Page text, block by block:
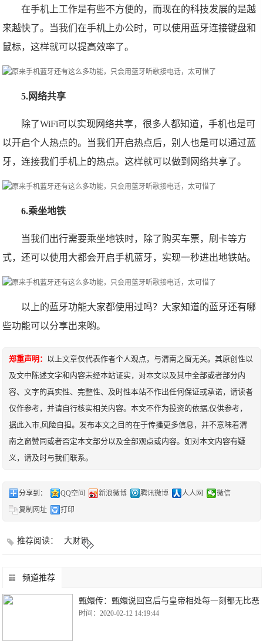
在手机上工作是有些不方便的，而现在的科技发展的是越
来越快了。当我们在手机上办公时，可以使用蓝牙连接键盘和
鼠标，这样就可以提高效率了。
5.网络共享
除了WiFi可以实现网络共享，很多人都知道，手机也是可
以开启个人热点的。当我们开启热点后，别人也是可以通过蓝
牙，连接我们手机上的热点。这样就可以做到网络共享了。
6.乘坐地铁
当我们出行需要乘坐地铁时，除了购买车票，刷卡等方
式，还可以使用大都会开启手机蓝牙，实现一秒进出地铁站。
以上的蓝牙功能大家都使用过吗？大家知道的蓝牙还有哪
些功能可以分享出来哟。
郑重声明： 以上文章仅代表作者个人观点，与渭南之窗无关。其原创性以
及文中陈述文字和内容未经本站证实，对本文以及其中全部或者部分内
容、文字的真实性、完整性、及时性本站不作出任何保证或承诺，请读者
仅作参考，并请自行核实相关内容。本文不作为投资的依据,仅供参考，
据此入市,风险自担。发布本文之目的在于传播更多信息，并不意味着渭
南之窗赞同或者否定本文部分以及全部观点或内容。如对本文内容有疑
义，请及时与我们联系。
分享到： QQ空间 新浪微博 腾讯微博 人人网
微信
复制网址
打印
推荐阅读： 大财讯
频道推荐
甄嬛传：甄嬛说回宫后与皇帝相处每一刻都无比恶
时间：2020-02-12 14:19:44